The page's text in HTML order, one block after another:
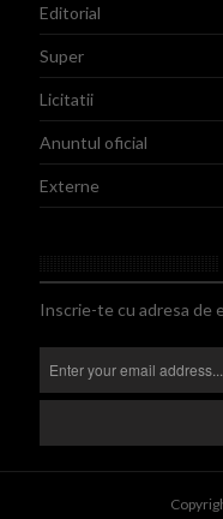
Editorial
Super
Licitatii
Anuntul oficial
Externe
Inscrie-te cu adresa de